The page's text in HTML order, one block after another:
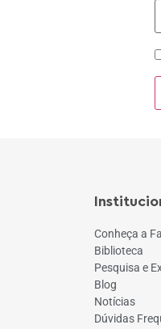
Conheça a
Biblioteca
Pesquisa e
Blog
Notícias
Dúvidas